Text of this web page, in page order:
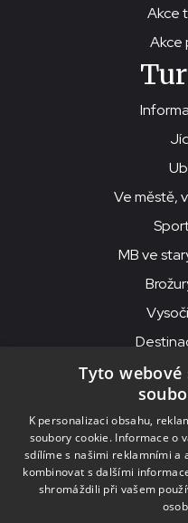
Akce
Akce
Ve městě,
MB ve
© 2026MKS
MKS Beseda, příspěvková
IČO: 00091758, DIČ:
Tyto
K personalizaci obsahu,
soubory cookie. Informace o
sdílíme s našimi reklamními a
kombinovat s dalšími
shromáždili při vašem